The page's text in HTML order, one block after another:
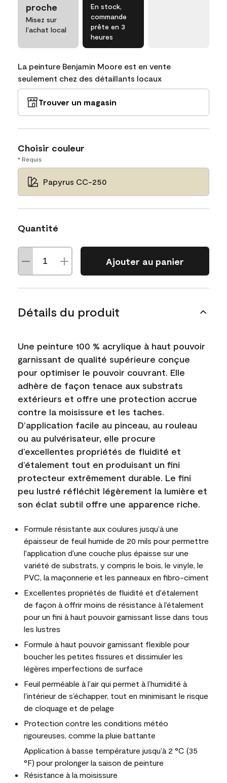
proche
Misez sur
l’achat local
En stock,
commande
prête en 3
heures
La peinture Benjamin Moore est en vente
seulement chez des détaillants locaux
Trouver un magasin
Choisir couleur
* Requis
Papyrus CC-250
Quantité
Ajouter au panier
Détails du produit
Une peinture 100 % acrylique à haut pouvoir
garnissant de qualité supérieure conçue
pour optimiser le pouvoir couvrant. Elle
adhère de façon tenace aux substrats
extérieurs et offre une protection accrue
contre la moisissure et les taches.
D’application facile au pinceau, au rouleau
ou au pulvérisateur, elle procure
d’excellentes propriétés de fluidité et
d’étalement tout en produisant un fini
protecteur extrêmement durable. Le fini
peu lustré réfléchit légèrement la lumière et
son éclat subtil offre une apparence riche.
Formule résistante aux coulures jusqu’à une
épaisseur de feuil humide de 20 mils pour permettre
l'application d'une couche plus épaisse sur une
variété de substrats, y compris le bois, le vinyle, le
PVC, la maçonnerie et les panneaux en fibro-ciment
Excellentes propriétés de fluidité et d'étalement
de façon à offrir moins de résistance à l’étalement
pour un fini à haut pouvoir garnissant lisse dans tous
les lustres
Formule à haut pouvoir garnissant flexible pour
boucher les petites fissures et dissimuler les
légères imperfections de surface
Feuil perméable à l’air qui permet à l’humidité à
l’intérieur de s’échapper, tout en minimisant le risque
de cloquage et de pelage
Protection contre les conditions météo
rigoureuses, comme la pluie battante
Application à basse température jusqu’à 2 °C (35
°F) pour prolonger la saison de peinture
Résistance à la moisissure